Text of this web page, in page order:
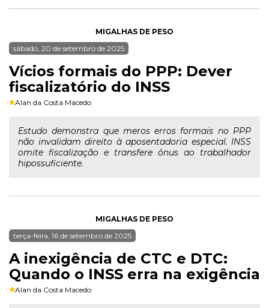
MIGALHAS DE PESO
sábado, 20 de setembro de 2025
Vícios formais do PPP: Dever
fiscalizatório do INSS
Alan da Costa Macedo
Estudo demonstra que meros erros formais no PPP
não invalidam direito à aposentadoria especial. INSS
omite fiscalização e transfere ônus ao trabalhador
hipossuficiente.
MIGALHAS DE PESO
terça-feira, 16 de setembro de 2025
A inexigência de CTC e DTC:
Quando o INSS erra na exigência
Alan da Costa Macedo